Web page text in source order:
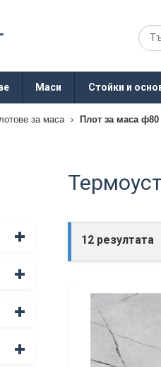
Маси Стойки и
за маса › Плот за маса
12 резултата